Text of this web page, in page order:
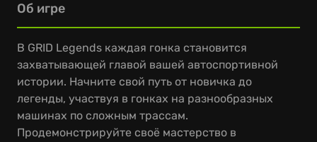
Об игре
В GRID Legends каждая гонка становится
захватывающей главой вашей автоспортивной
истории. Начните свой путь от новичка до
легенды, участвуя в гонках на разнообразных
машинах по сложным трассам.
Продемонстрируйте своё мастерство в